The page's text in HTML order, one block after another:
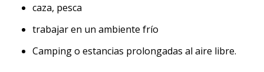
caza, pesca
trabajar en un ambiente frío
Camping o estancias prolongadas al aire libre.